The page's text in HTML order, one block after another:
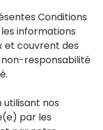
Conditions
informations
et couvrent des
non-responsabilité
utilisant nos
par les